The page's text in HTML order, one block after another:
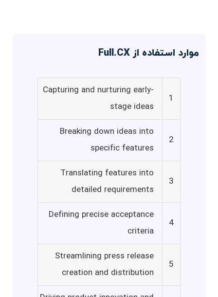
موارد استفاده از Full.CX
1
Capturing and nurturing early-
stage ideas
2
Breaking down ideas into
specific features
3
Translating features into
detailed requirements
4
Defining precise acceptance
criteria
5
Streamlining press release
creation and distribution